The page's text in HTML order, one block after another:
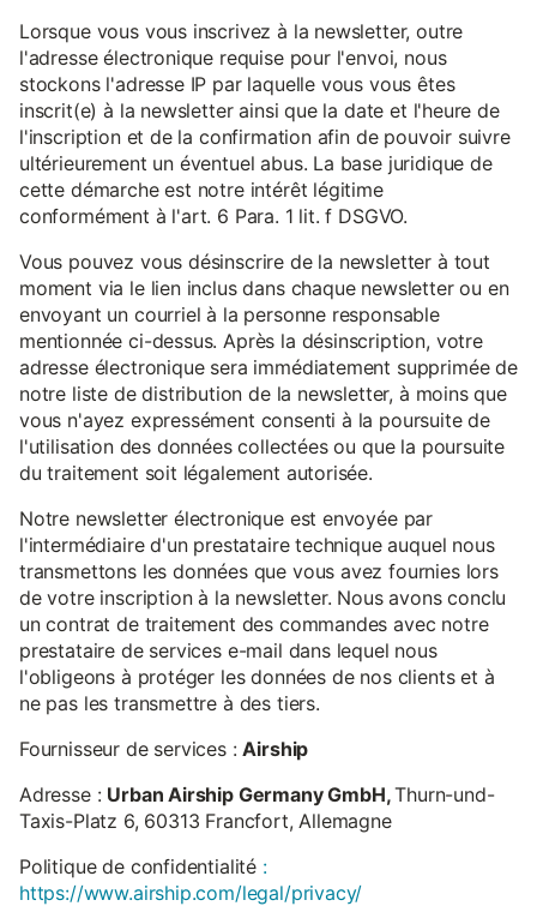
Lorsque vous vous inscrivez à la newsletter, outre
l'adresse électronique requise pour l'envoi, nous
stockons l'adresse IP par laquelle vous vous êtes
inscrit(e) à la newsletter ainsi que la date et l'heure de
l'inscription et de la confirmation afin de pouvoir suivre
ultérieurement un éventuel abus. La base juridique de
cette démarche est notre intérêt légitime
conformément à l'art. 6 Para. 1 lit. f DSGVO.
Vous pouvez vous désinscrire de la newsletter à tout
moment via le lien inclus dans chaque newsletter ou en
envoyant un courriel à la personne responsable
mentionnée ci-dessus. Après la désinscription, votre
adresse électronique sera immédiatement supprimée de
notre liste de distribution de la newsletter, à moins que
vous n'ayez expressément consenti à la poursuite de
l'utilisation des données collectées ou que la poursuite
du traitement soit légalement autorisée.
Notre newsletter électronique est envoyée par
l'intermédiaire d'un prestataire technique auquel nous
transmettons les données que vous avez fournies lors
de votre inscription à la newsletter. Nous avons conclu
un contrat de traitement des commandes avec notre
prestataire de services e-mail dans lequel nous
l'obligeons à protéger les données de nos clients et à
ne pas les transmettre à des tiers.
Fournisseur de services :Airship
Adresse : Urban Airship Germany GmbH,Thurn-und-
Taxis-Platz 6, 60313 Francfort, Allemagne
Politique de confidentialité :
https://www.airship.com/legal/privacy/